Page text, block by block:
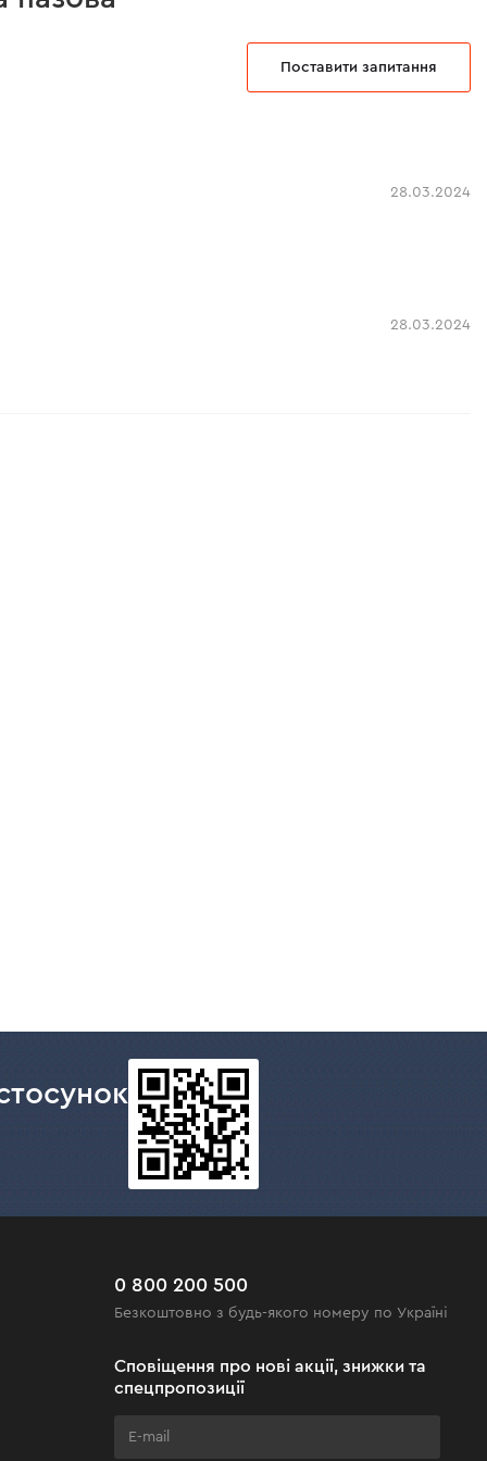
Поставити запитання
28.03.2024
28.03.2024
0 800 200 500
Безкоштовно з будь-якого номеру по Україні
Сповіщення про нові акції, знижки та
спецпропозиції